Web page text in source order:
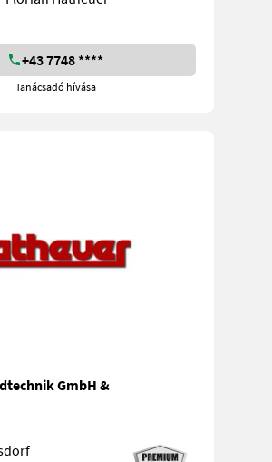
+43 7748 ****
Tanácsadó hívása
GmbH &